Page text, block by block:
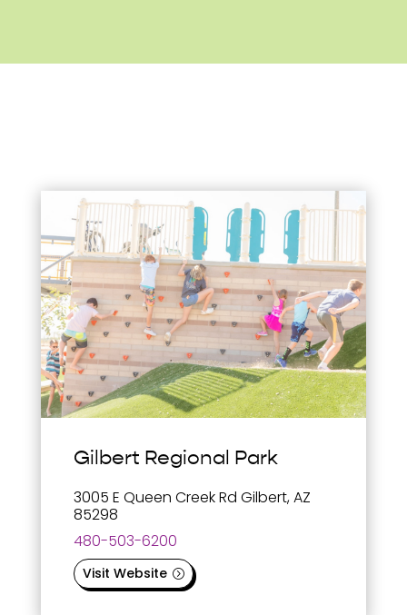
Gilbert Regional Park
3005 E Queen Creek Rd Gilbert, AZ
85298
480-503-6200
Visit Website